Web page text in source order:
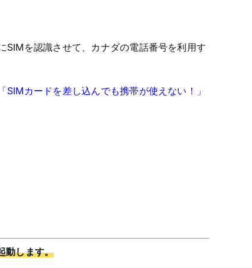
SIMを認識させて、カナダの電話番号を利用す
「SIMカードを差し込んでも携帯が使えない！」
動します。